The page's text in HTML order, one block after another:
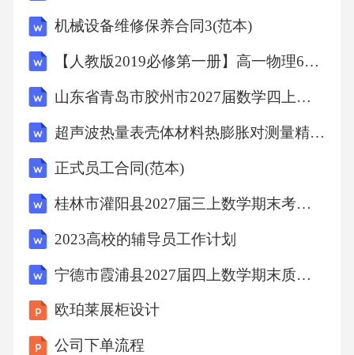
毒；长期用激素不补充钙剂和维生素D，最终出
现骨质疏松病理性骨折。讲完常见误区，相信
大家对糖皮质激素应用的风险已经有了清晰的
认识，接下来我们结合指南和我26年的临床经
质激素合理应用的规范方案1用药前的规范评估
1.1严格把握指征与禁忌给患者用激素前，首先
要明确：有没有必须用激素的指征？有没有绝
对禁忌？绝对禁忌包括：活动性消化道溃疡、
严重精神病史、癫痫、活动性结核病、未控制
的严重糖尿病与高血压、单纯疱疹病毒性角膜
炎、青光眼。相对禁忌可根据病情权衡利弊，
机械设备维修保养合同3(范本)
【人教版2019必修第一册】高一物理6超重和失重（教学设计）教案
山东省青岛市胶州市2027届数学四上期末学业质量监测模拟试题含解析
超声波热量表壳体材料热膨胀对测量精度的耦合影响V1
正式员工合同(范本)
桂林市灌阳县2027届三上数学期末考试试题含解析
2023高校的辅导员工作计划
宁德市霞浦县2027届四上数学期末质量检测模拟试题含解析
欧珀莱展柜设计
公司下单流程